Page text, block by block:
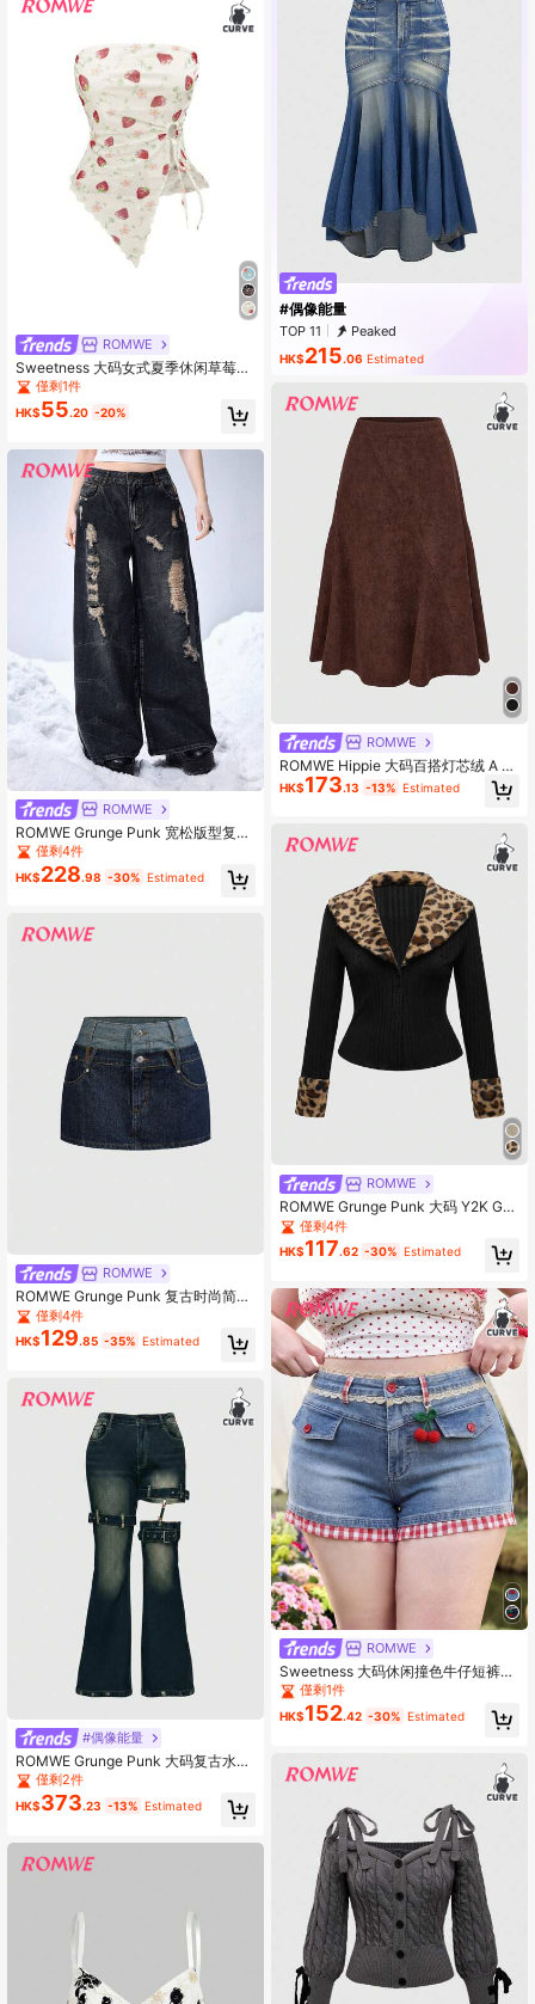
ROMWE
Sweetness 大码女式夏季休闲草莓印
花不对称下摆抹胸上衣
僅剩1件
HK$55.20 -20%
ROMWE
ROMWE Grunge Punk 宽松版型复古
做旧设计超大骷髅印花女式牛仔裤
僅剩4件
HK$228.98 -30% Estimated
ROMWE
ROMWE Grunge Punk 复古时尚简约
百搭二合一拼接双腰带低腰迷你裙
僅剩4件
HK$129.85 -35% Estimated
#偶像能量
ROMWE Grunge Punk 大码复古水洗
镂空性感喇叭牛仔裤
僅剩2件
HK$373.23 -13% Estimated
#偶像能量
TOP 11 Peaked
HK$215.06 Estimated
ROMWE
ROMWE Hippie 大码百搭灯芯绒 A 字
裙
HK$173.13 -13% Estimated
ROMWE
ROMWE Grunge Punk 大码 Y2K Gy
aru 原宿风豹纹印花破洞前开襟修身
女式开衫
僅剩4件
HK$117.62 -30% Estimated
ROMWE
Sweetness 大码休闲撞色牛仔短裤，
甜美乡村风设计，适合春夏穿着
僅剩1件
HK$152.42 -30% Estimated